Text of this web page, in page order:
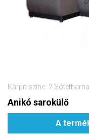
Kárpit színe:
Anikó sarokülő
A